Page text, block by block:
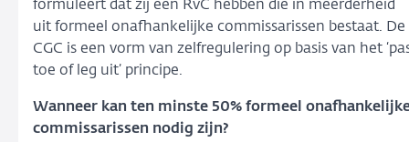
formuleert dat zij een RvC hebben die in meerderheid
uit formeel onafhankelijke commissarissen bestaat. De
CGC is een vorm van zelfregulering op basis van het
toe of leg uit’ principe.
Wanneer kan ten minste 50% formeel
commissarissen nodig zijn?